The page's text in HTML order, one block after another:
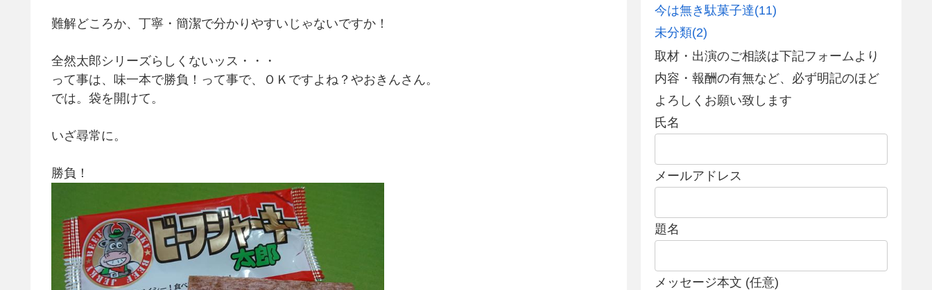
難解どころか、丁寧・簡潔で分かりやすいじゃないですか！
全然太郎シリーズらしくないッス・・・
って事は、味一本で勝負！って事で、ＯＫですよね？やおきんさん。
では。袋を開けて。
いざ尋常に。
勝負！
今は無き駄菓子達(11)
未分類(2)
取材・出演のご相談は下記フォームより
内容・報酬の有無など、必ず明記のほど
よろしくお願い致します
氏名
メールアドレス
題名
メッセージ本文 (任意)